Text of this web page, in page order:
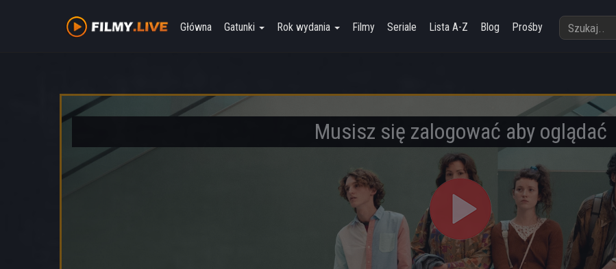
Główna Gatunki Rok wydania Filmy Seriale Lista A-Z Blog Prośby
Musisz się zalogować aby oglądać